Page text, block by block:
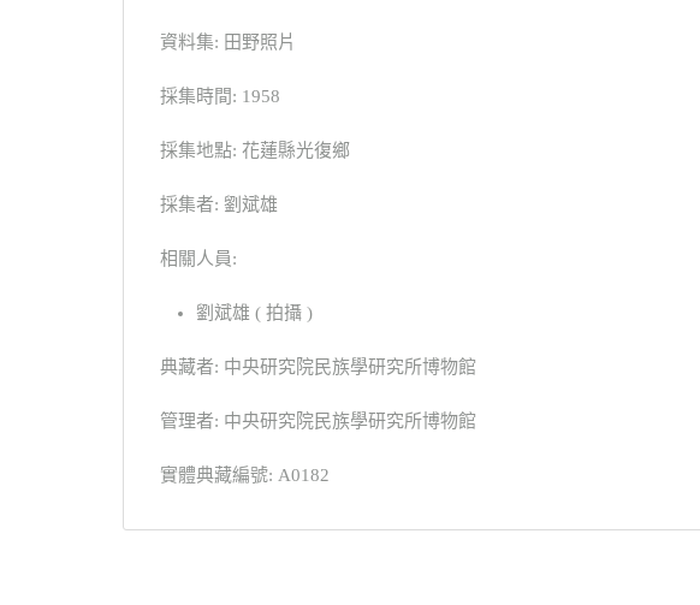
資料集: 田野照片
採集時間: 1958
採集地點: 花蓮縣光復鄉
採集者: 劉斌雄
相關人員:
劉斌雄 ( 拍攝 )
典藏者: 中央研究院民族學研究所博物館
管理者: 中央研究院民族學研究所博物館
實體典藏編號: A0182